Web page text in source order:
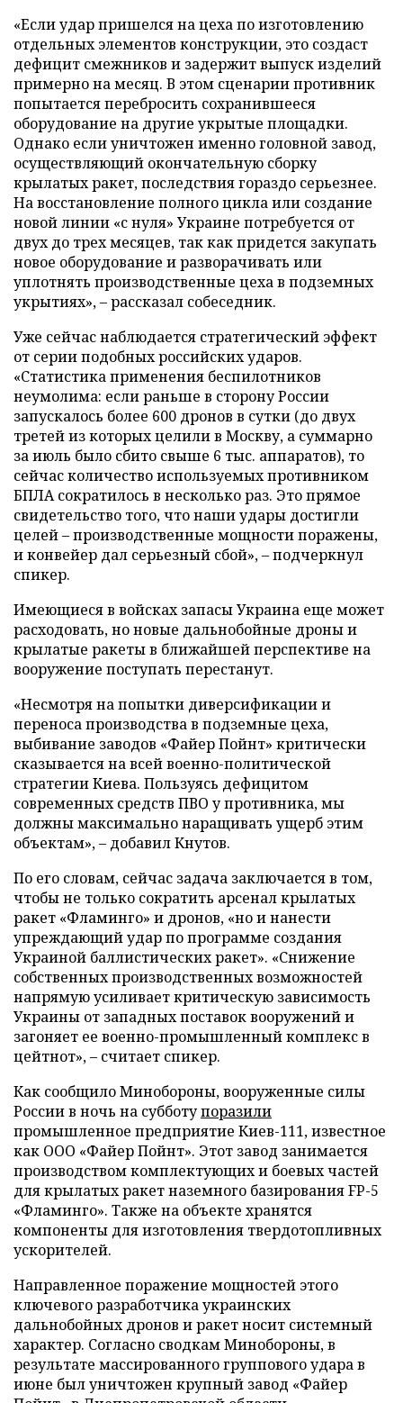
«Если удар пришелся на цеха по изготовлению
отдельных элементов конструкции, это создаст
дефицит смежников и задержит выпуск изделий
примерно на месяц. В этом сценарии противник
попытается перебросить сохранившееся
оборудование на другие укрытые площадки.
Однако если уничтожен именно головной завод,
осуществляющий окончательную сборку
крылатых ракет, последствия гораздо серьезнее.
На восстановление полного цикла или создание
новой линии «с нуля» Украине потребуется от
двух до трех месяцев, так как придется закупать
новое оборудование и разворачивать или
уплотнять производственные цеха в подземных
укрытиях», – рассказал собеседник.
Уже сейчас наблюдается стратегический эффект
от серии подобных российских ударов.
«Статистика применения беспилотников
неумолима: если раньше в сторону России
запускалось более 600 дронов в сутки (до двух
третей из которых целили в Москву, а суммарно
за июль было сбито свыше 6 тыс. аппаратов), то
сейчас количество используемых противником
БПЛА сократилось в несколько раз. Это прямое
свидетельство того, что наши удары достигли
целей – производственные мощности поражены,
и конвейер дал серьезный сбой», – подчеркнул
спикер.
Имеющиеся в войсках запасы Украина еще может
расходовать, но новые дальнобойные дроны и
крылатые ракеты в ближайшей перспективе на
вооружение поступать перестанут.
«Несмотря на попытки диверсификации и
переноса производства в подземные цеха,
выбивание заводов «Файер Пойнт» критически
сказывается на всей военно-политической
стратегии Киева. Пользуясь дефицитом
современных средств ПВО у противника, мы
должны максимально наращивать ущерб этим
объектам», – добавил Кнутов.
По его словам, сейчас задача заключается в том,
чтобы не только сократить арсенал крылатых
ракет «Фламинго» и дронов, «но и нанести
упреждающий удар по программе создания
Украиной баллистических ракет». «Снижение
собственных производственных возможностей
напрямую усиливает критическую зависимость
Украины от западных поставок вооружений и
загоняет ее военно-промышленный комплекс в
цейтнот», – считает спикер.
Как сообщило Минобороны, вооруженные силы
России в ночь на субботупоразили
промышленное предприятие Киев-111, известное
как ООО «Файер Пойнт». Этот завод занимается
производством комплектующих и боевых частей
для крылатых ракет наземного базирования FP-5
«Фламинго». Также на объекте хранятся
компоненты для изготовления твердотопливных
ускорителей.
Направленное поражение мощностей этого
ключевого разработчика украинских
дальнобойных дронов и ракет носит системный
характер. Согласно сводкам Минобороны, в
результате массированного группового удара в
июне был уничтожен крупный завод «Файер